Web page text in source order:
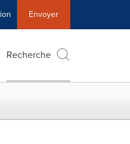
Envoyer
Recherche